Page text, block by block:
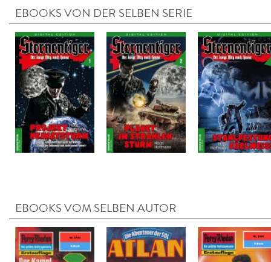
EBOOKS VON DER SELBEN SERIE
EBOOKS VOM SELBEN AUTOR